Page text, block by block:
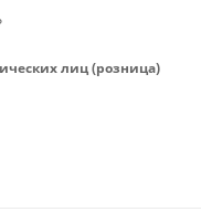
лиц (розница)